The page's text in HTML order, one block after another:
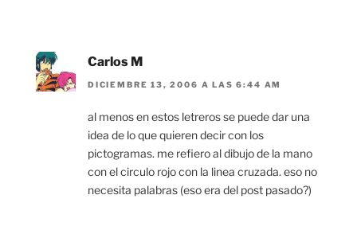
Carlos M
DICIEMBRE 13, 2006 A LAS 6:44 AM
al menos en estos letreros se puede dar una
idea de lo que quieren decir con los
pictogramas. me refiero al dibujo de la mano
con el circulo rojo con la linea cruzada. eso no
necesita palabras (eso era del post pasado?)